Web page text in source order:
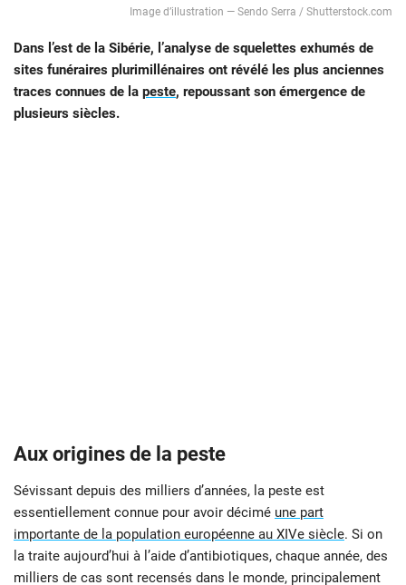
Image d’illustration — Sendo Serra / Shutterstock.com
Dans l’est de la Sibérie, l’analyse de squelettes exhumés de
sites funéraires plurimillénaires ont révélé les plus anciennes
traces connues de la peste, repoussant son émergence de
plusieurs siècles.
Aux origines de la peste
Sévissant depuis des milliers d’années, la peste est
essentiellement connue pour avoir décimé une part
importante de la population européenne au XIVe siècle. Si on
la traite aujourd’hui à l’aide d’antibiotiques, chaque année, des
milliers de cas sont recensés dans le monde, principalement